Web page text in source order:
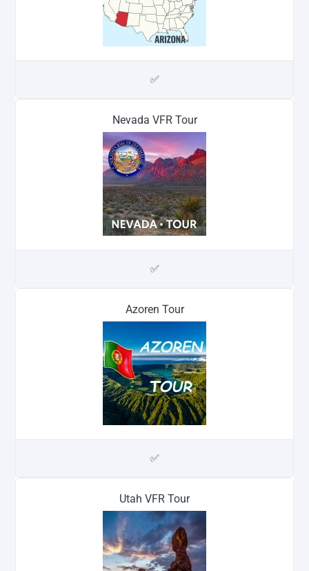
✅
Nevada VFR Tour
✅
Azoren Tour
✅
Utah VFR Tour